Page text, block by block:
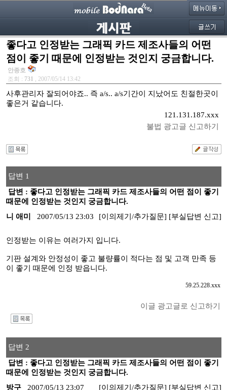
좋다고 인정받는 그래픽 카드 제조사들의 어떤
점이 좋기 때문에 인정받는 것인지 궁금합니다.
안종호
조회 : 731 , 2007/05/14 13:42
사후관리자 잘되어야죠.. 즉 a/s.. a/s기간이 지났어도 친절한곳이
좋은거 같습니다.
121.131.187.xxx
불법 광고글 신고하기
답변 1
답변 : 좋다고 인정받는 그래픽 카드 제조사들의 어떤 점이 좋기
때문에 인정받는 것인지 궁금합니다.
니 애미
2007/05/13 23:03 [이의제기/추가질문] [부실답변 신고]
인정받는 이유는 여러가지 입니다.
기판 설계와 안정성이 좋고 불량률이 적다는 점 및 고객 만족 등
이 좋기 때문에 인정 받읍니다.
59.25.228.xxx
이글 광고글로 신고하기
답변 2
답변 : 좋다고 인정받는 그래픽 카드 제조사들의 어떤 점이 좋기
때문에 인정받는 것인지 궁금합니다.
방구
2007/05/13 23:07 [이의제기/추가질문] [부실답변 신고]